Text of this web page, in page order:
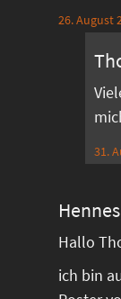
26. August
31.
Hallo
ich bin